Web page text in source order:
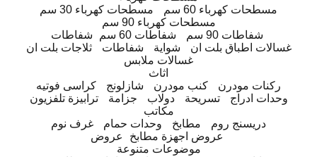
مسطحات كهرباء 30 سم
مسطحات كهرباء 60 سم
مسطحات كهرباء 90 سم
شفاطات
شفاطات 60 سم
شفاطات 90 سم
ثلاجات بلت ان
شفاطات شواية
غسالات اطباق بلت ان
غسالات ملابس
اثاث
كراسى فوتيه
شازلونج كنب مودرن
ركنات مودرن
ترابيزة تلفزيون
جزامة دولاب تسريحة
وحدات ادراج
مكاتب
غرف نوم
وحدات حمام مطابخ
دريسنج روم
عروض
عروض اجهزة مطابخ
موضوعات متنوعة